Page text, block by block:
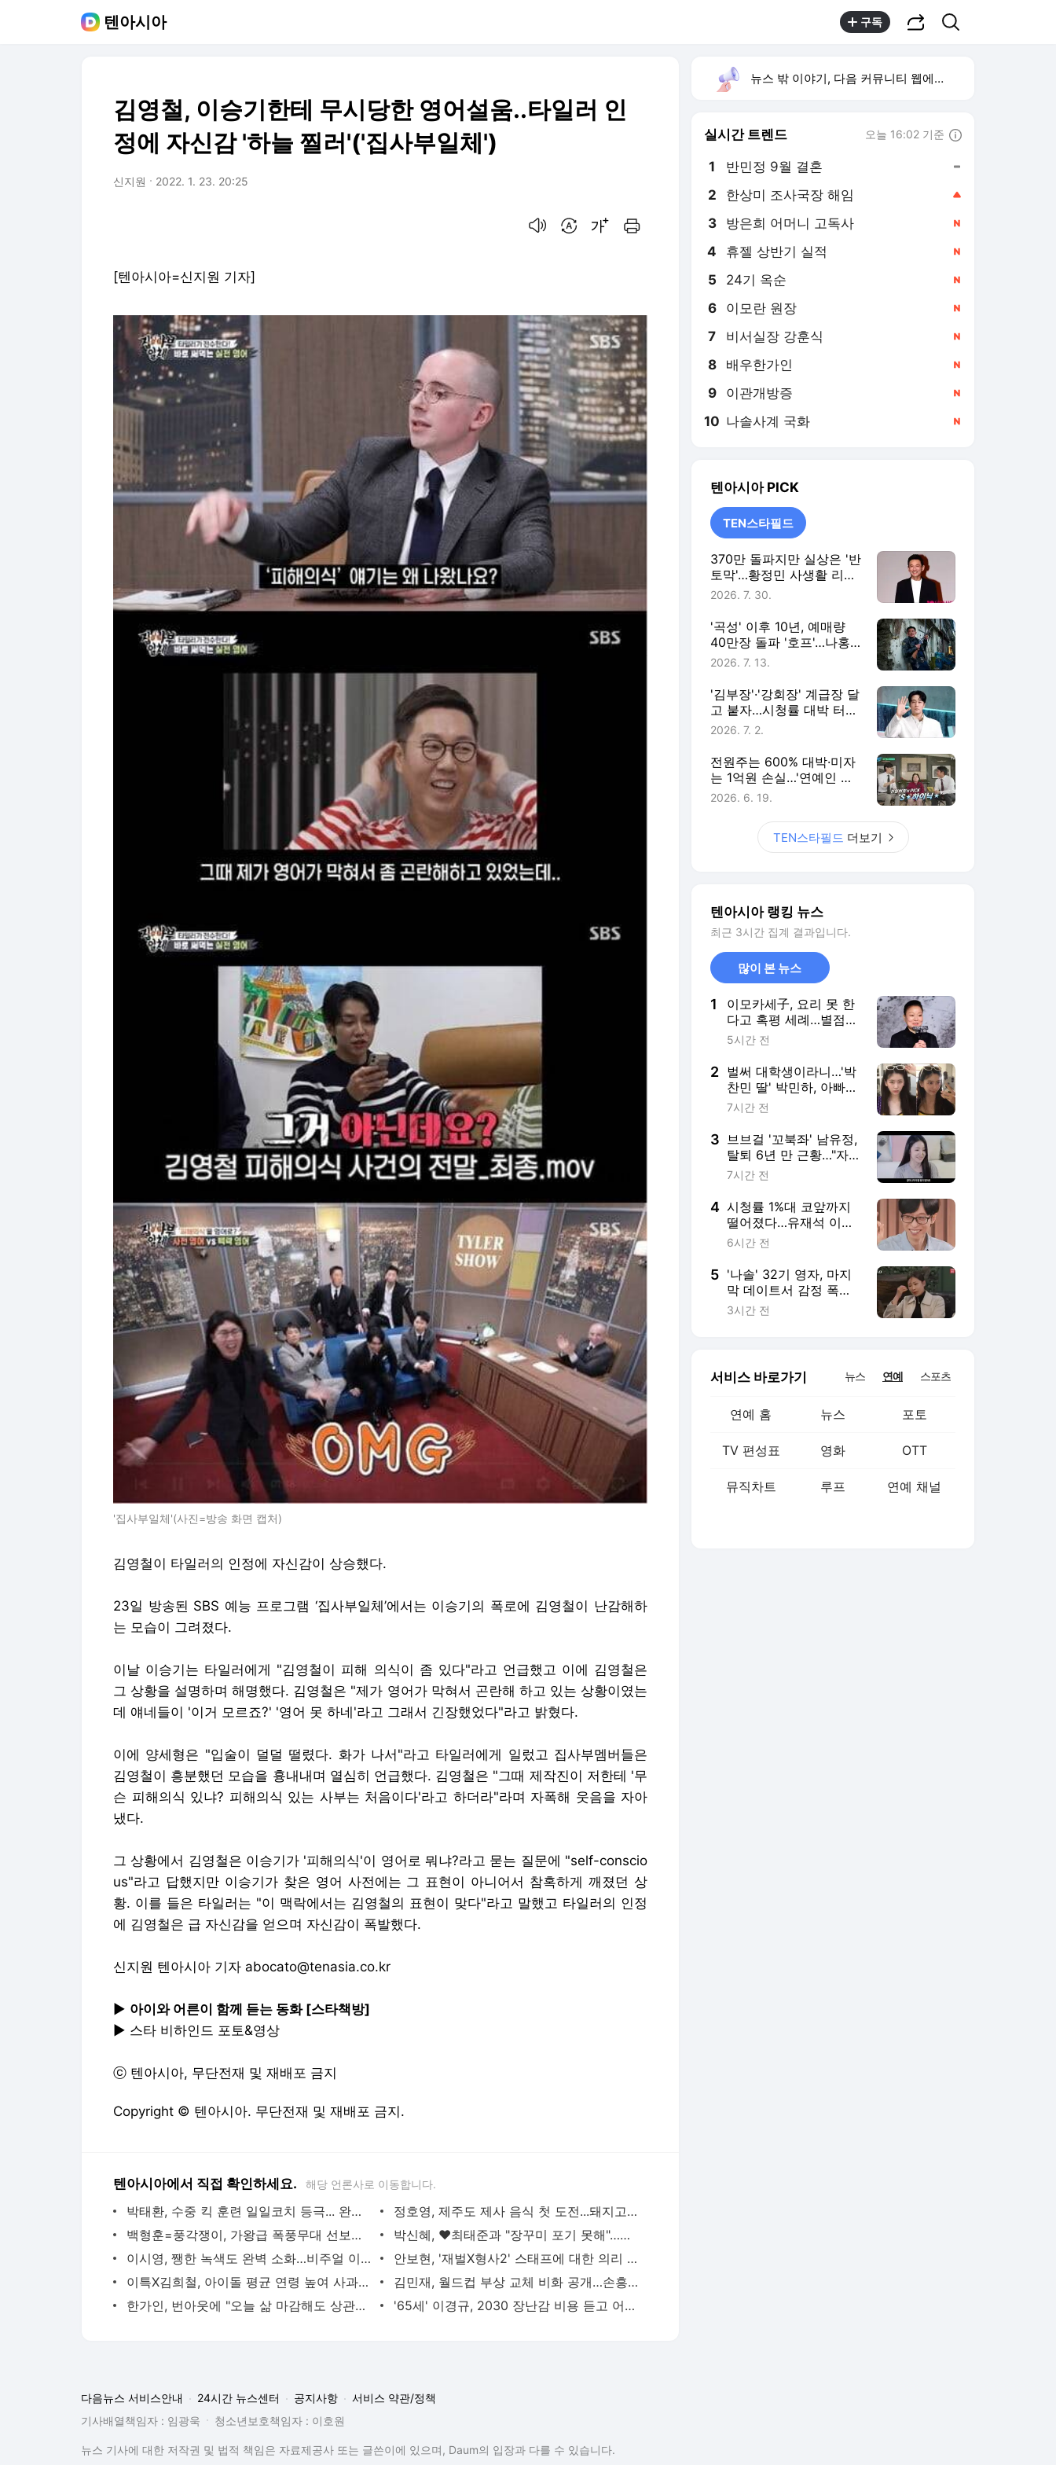
텐아시아 구독
김영철, 이승기한테 무시당한 영어설움..타일러 인
정에 자신감 '하늘 찔러'('집사부일체')
신지원 2022. 1. 23. 20:25
[텐아시아=신지원 기자]
'집사부일체'(사진=방송 화면 캡처)
김영철이 타일러의 인정에 자신감이 상승했다.
23일 방송된 SBS 예능 프로그램 ‘집사부일체’에서는 이승기의 폭로에 김영철이 난감해하
는 모습이 그려졌다.
이날 이승기는 타일러에게 "김영철이 피해 의식이 좀 있다"라고 언급했고 이에 김영철은
그 상황을 설명하며 해명했다. 김영철은 "제가 영어가 막혀서 곤란해 하고 있는 상황이였는
데 얘네들이 '이거 모르죠?' '영어 못 하네'라고 그래서 긴장했었다"라고 밝혔다.
이에 양세형은 "입술이 덜덜 떨렸다. 화가 나서"라고 타일러에게 일렀고 집사부멤버들은
김영철이 흥분했던 모습을 흉내내며 열심히 언급했다. 김영철은 "그때 제작진이 저한테 '무
슨 피해의식 있냐? 피해의식 있는 사부는 처음이다'라고 하더라"라며 자폭해 웃음을 자아
냈다.
그 상황에서 김영철은 이승기가 '피해의식'이 영어로 뭐냐?라고 묻는 질문에 "self-conscio
us"라고 답했지만 이승기가 찾은 영어 사전에는 그 표현이 아니어서 참혹하게 깨졌던 상
황. 이를 들은 타일러는 "이 맥락에서는 김영철의 표현이 맞다"라고 말했고 타일러의 인정
에 김영철은 급 자신감을 얻으며 자신감이 폭발했다.
신지원 텐아시아 기자 abocato@tenasia.co.kr
▶ 아이와 어른이 함께 듣는 동화 [스타책방]
▶ 스타 비하인드 포토&영상
ⓒ 텐아시아, 무단전재 및 재배포 금지
Copyright © 텐아시아. 무단전재 및 재배포 금지.
텐아시아에서 직접 확인하세요. 해당 언론사로 이동합니다.
박태환, 수중 킥 훈련 일일코치 등극... 완벽한 스파이더 자세에 허민호 감탄 ('뭉쳐야 찬다2') |
정호영, 제주도 제사 음식 첫 도전...돼지고기 제사 음식 불합격에 당황('당나귀 귀') | 텐아시아
백형훈=풍각쟁이, 가왕급 폭풍무대 선보여..."윤상 못 알아봐 서운...앞으로 무대에 많이 서고파"(
박신혜, ♥최태준과 "장꾸미 포기 못해"…살짝 드러난 D라인 '눈길' [TEN★] | 텐아시아
이시영, 쨍한 녹색도 완벽 소화…비주얼 이 다했네 [TEN★] | 텐아시아
안보현, '재벌X형사2' 스태프에 대한 의리 지켰다…"조건 내걸어" 상남자 면모 ('목요일밤') | 텐
이특X김희철, 아이돌 평균 연령 높여 사과하더니…90년대 감성 재해석 ('트기트기 이특') | 텐아시
김민재, 월드컵 부상 교체 비화 공개…손흥민 다음 월드컵 출전 전망도 ('짐종국') | 텐아시아
한가인, 번아웃에 "오늘 삶 마감해도 상관없다 생각"…유튜브 시작한 이유 | 텐아시아
'65세' 이경규, 2030 장난감 비용 듣고 어이없어 하더니…결국 빠져든 '왁뿌볼'의 매력 ('갓경규') |
뉴스 밖 이야기, 다음 커뮤니티 웹에서 보기
실시간 트렌드 오늘 16:02 기준
1 반민정 9월 결혼
2 한상미 조사국장 해임
4 휴젤 상반기 실적
5 24기 옥순
6 이모란 원장
7 비서실장 강훈식
8 배우한가인
9 이관개방증
10 나솔사계 국화
텐아시아PICK
TEN스타필드
370만 돌파지만 실상은 '반
토막'…황정민 사생활 리스
크까지 덮친 '호프' [TEN스
2026. 7. 30.
'곡성' 이후 10년, 예매량
40만장 돌파 '호프'…나홍
진 신작 향한 기대와 우려
2026. 7. 13.
'김부장'·'강회장' 계급장 달
고 붙자…시청률 대박 터진
직급 타이틀 [TEN스타필
2026. 7. 2.
전원주는 600% 대박·미자
는 1억원 손실…'연예인 주
식 썰전' 위험한 판타지
2026. 6. 19.
TEN스타필드 더보기
텐아시아 랭킹 뉴스
최근 3시간 집계 결과입니다.
많이 본 뉴스
1
이모카세子, 요리 못 한
다고 혹평 세례…별점
2.6점→콘치즈 다 굳어
5시간 전
2 벌써 대학생이라니…'박
찬민 딸' 박민하, 아빠
눈매 똑 닮은 '인형 미
7시간 전
3 브브걸 '꼬북좌' 남유정,
탈퇴 6년 만 근황…"자가
있지만 갚을 빚 많아"
7시간 전
4 시청률 1%대 코앞까지
떨어졌다…유재석 이름
값 무색→3회 연속 하락
6시간 전
5 '나솔' 32기 영자, 마지
막 데이트서 감정 폭발
했다…영철과 커플 되지
3시간 전
서비스 바로가기 뉴스 연예 스포츠
연예 홈 뉴스 포토
TV 편성표 영화 OTT
뮤직차트 루프 연예 채널
다음뉴스 서비스안내 24시간 뉴스센터 공지사항
서비스 약관/정책
기사배열책임자 : 임광욱
청소년보호책임자 : 이호원
뉴스 기사에 대한 저작권 및 법적 책임은 자료제공사 또는 글쓴이에 있으며, Daum의 입장과 다를 수 있습니다.